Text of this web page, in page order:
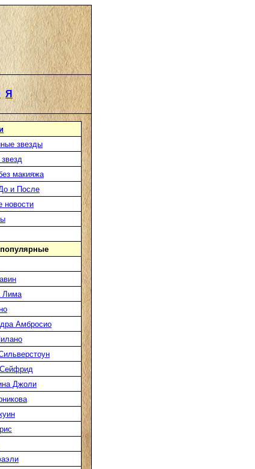
Я
звезды
макияжа
и После
новости
Лима
Амбросио
Джоли